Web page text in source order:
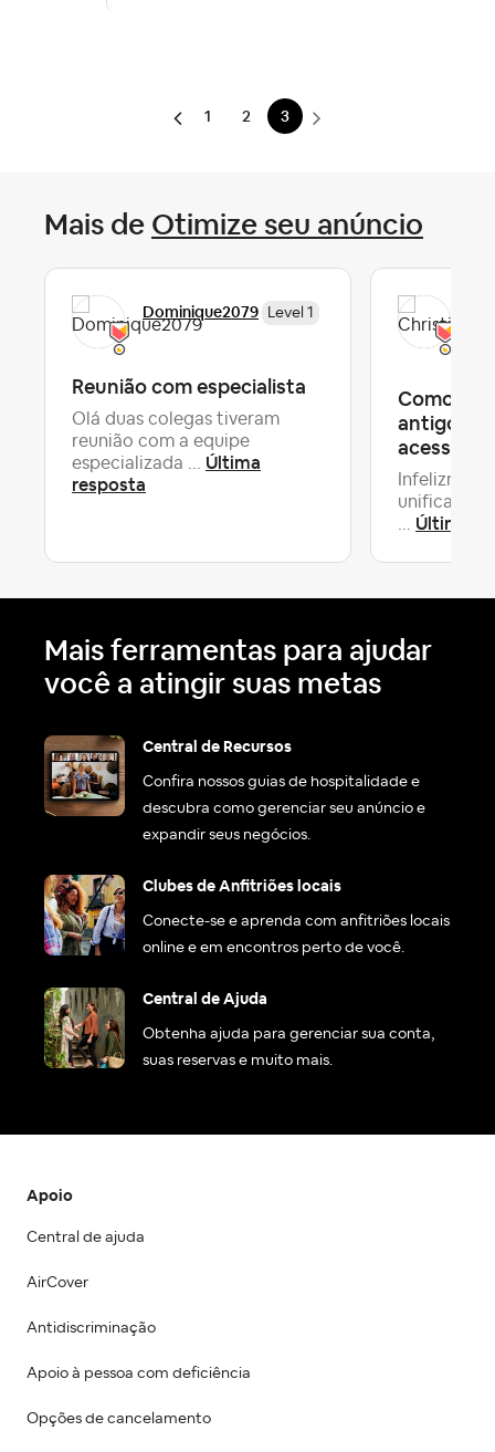
1 2 3
Mais de Otimize seu anúncio
Dominique2079 Level 1
Reunião com especialista
Olá duas colegas tiveram
reunião com a equipe
especializada ... Última
resposta
Como
antigo
acesso?
unificar
Última
Mais ferramentas para ajudar
você a atingir suas metas
Central de Recursos
Confira nossos guias de hospitalidade e
descubra como gerenciar seu anúncio e
expandir seus negócios.
Clubes de Anfitriões locais
Conecte-se e aprenda com anfitriões locais
online e em encontros perto de você.
Central de Ajuda
Obtenha ajuda para gerenciar sua conta,
suas reservas e muito mais.
Apoio
Central de ajuda
AirCover
Antidiscriminação
Apoio à pessoa com deficiência
Opções de cancelamento